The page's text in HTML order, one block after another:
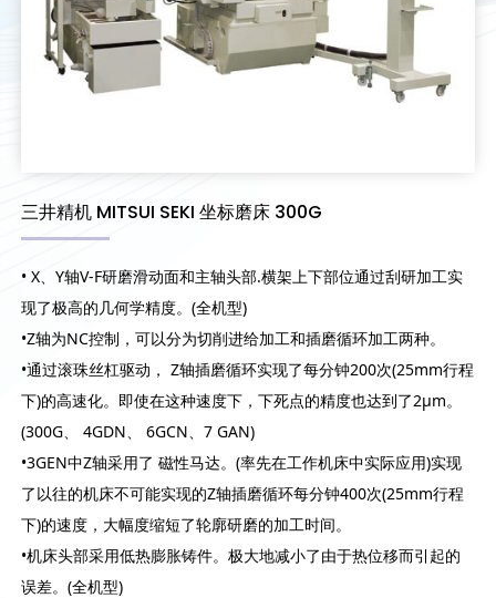
三井精机 MITSUI SEKI 坐标磨床 300G
• X、Y轴V-F研磨滑动面和主轴头部.横架上下部位通过刮研加工实
现了极高的几何学精度。(全机型)
•Z轴为NC控制，可以分为切削进给加工和插磨循环加工两种。
•通过滚珠丝杠驱动， Z轴插磨循环实现了每分钟200次(25mm行程
下)的高速化。即使在这种速度下，下死点的精度也达到了2μm。
(300G、 4GDN、 6GCN、7 GAN)
•3GEN中Z轴采用了 磁性马达。(率先在工作机床中实际应用)实现
了以往的机床不可能实现的Z轴插磨循环每分钟400次(25mm行程
下)的速度，大幅度缩短了轮廓研磨的加工时间。
•机床头部采用低热膨胀铸件。极大地减小了由于热位移而引起的
误差。(全机型)